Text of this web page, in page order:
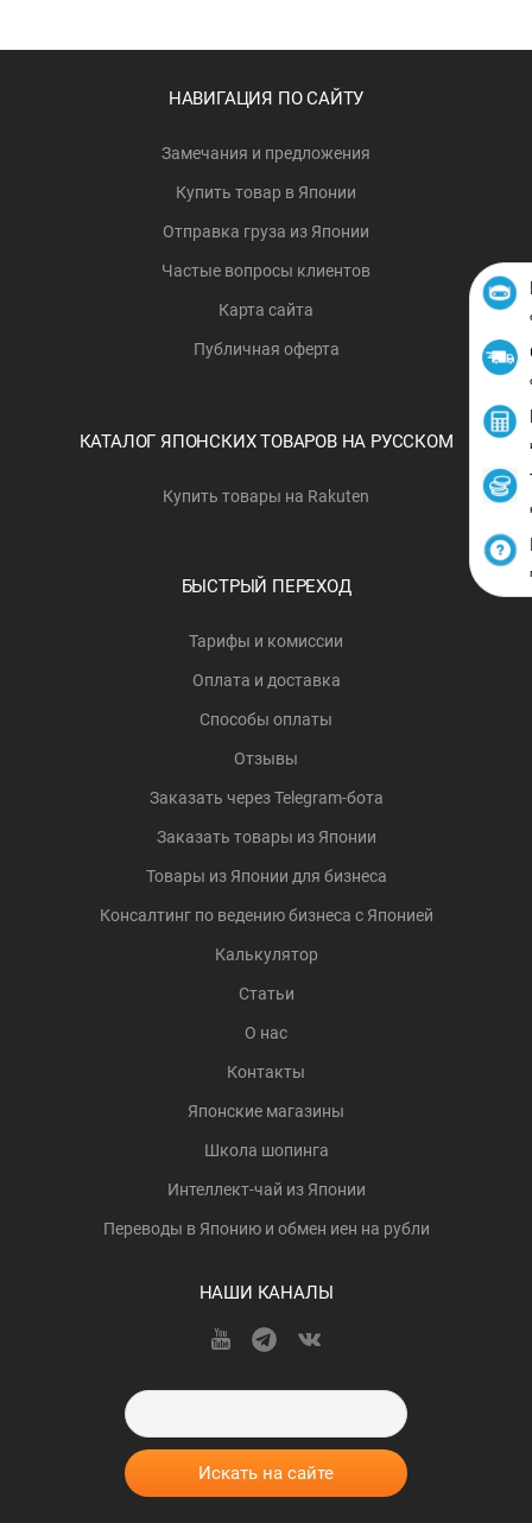
НАВИГАЦИЯ ПО САЙТУ
Замечания и предложения
Купить товар в Японии
Отправка груза из Японии
Частые вопросы клиентов
Карта сайта
Публичная оферта
КАТАЛОГ ЯПОНСКИХ ТОВАРОВ НА РУССКОМ
Купить товары на Rakuten
БЫСТРЫЙ ПЕРЕХОД
Тарифы и комиссии
Оплата и доставка
Способы оплаты
Отзывы
Заказать через Telegram-бота
Заказать товары из Японии
Товары из Японии для бизнеса
Консалтинг по ведению бизнеса с Японией
Калькулятор
Статьи
О нас
Контакты
Японские магазины
Школа шопинга
Интеллект-чай из Японии
Переводы в Японию и обмен иен на рубли
НАШИ КАНАЛЫ